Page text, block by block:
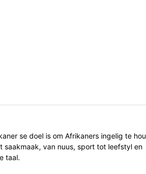
se doel is om Afrikaners ingelig te hou
saakmaak, van nuus, sport tot leefstyl en
taal.